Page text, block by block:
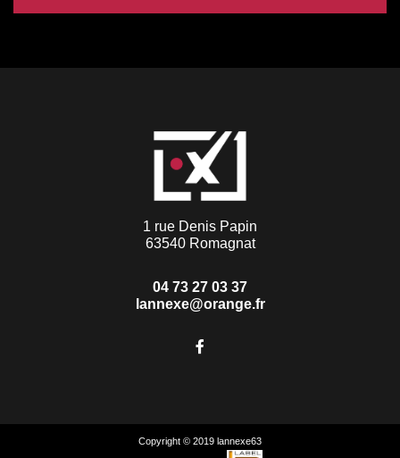
1 rue Denis Papin
63540 Romagnat
04 73 27 03 37
lannexe@orange.fr
Copyright © 2019 lannexe63